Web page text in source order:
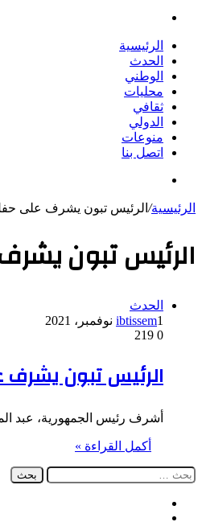
الرئيسية
الحدث
الوطني
محليات
ثقافي
الدولي
منوعات
اتصل بنا
الرئيسية/ الرئيس تبون يشرف على
الرئيس تبون
الحدث
ibtissem1 نوفمبر، 2021
0
الرئيس تبون
أشرف رئيس الجمهورية، عبد المجيد
أكمل القراءة »
البحث